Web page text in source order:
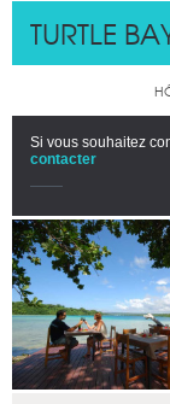
TURTLE
Si vous souhaitez
contacter